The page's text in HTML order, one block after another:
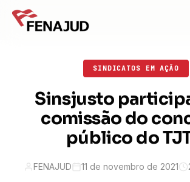
SINDICATOS EM AÇÃO
Sinsjusto
comissão do
público do
FENAJUD 11 de novembro de 2021